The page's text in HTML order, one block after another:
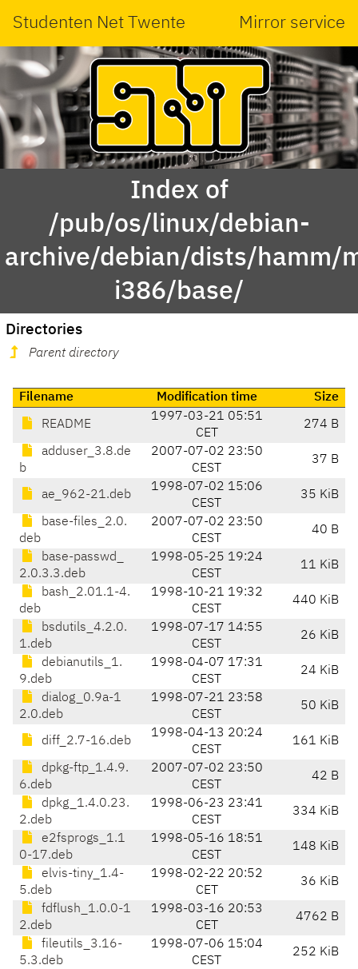
Studenten Net Twente Mirror service
Index of
/pub/os/linux/debian-
archive/debian/dists/hamm/
i386/base/
Directories
Parent directory
Filename Modification time Size
README
1997-03-21 05:51
CET
274 B
adduser_3.8.de
b
2007-07-02 23:50
CEST
37 B
ae_962-21.deb
1998-07-02 15:06
CEST
35 KiB
base-files_2.0.
deb
2007-07-02 23:50
CEST
40 B
base-passwd_
2.0.3.3.deb
1998-05-25 19:24
CEST
11 KiB
bash_2.01.1-4.
deb
1998-10-21 19:32
CEST
440 KiB
bsdutils_4.2.0.
1.deb
1998-07-17 14:55
CEST
26 KiB
debianutils_1.
9.deb
1998-04-07 17:31
CEST
24 KiB
dialog_0.9a-1
2.0.deb
1998-07-21 23:58
CEST
50 KiB
diff_2.7-16.deb
1998-04-13 20:24
CEST
161 KiB
dpkg-ftp_1.4.9.
6.deb
2007-07-02 23:50
CEST
42 B
dpkg_1.4.0.23.
2.deb
1998-06-23 23:41
CEST
334 KiB
e2fsprogs_1.1
0-17.deb
1998-05-16 18:51
CEST
148 KiB
elvis-tiny_1.4-
5.deb
1998-02-22 20:52
CET
36 KiB
fdflush_1.0.0-1
2.deb
1998-03-16 20:53
CET
4762 B
fileutils_3.16-
5.3.deb
1998-07-06 15:04
CEST
252 KiB